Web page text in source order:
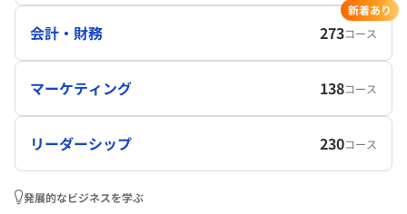
会計・財務 273コース
新着あり
マーケティング 138コース
リーダーシップ 230コース
発展的なビジネスを学ぶ